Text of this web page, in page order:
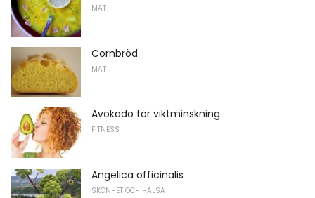
MAT
Cornbröd
MAT
Avokado för viktminskning
FITNESS
Angelica officinalis
SKÖNHET OCH HÄLSA